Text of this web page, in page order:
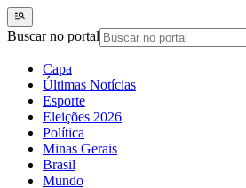
Buscar no portal
Capa
Últimas Notícias
Esporte
Eleições 2026
Política
Minas Gerais
Brasil
Mundo